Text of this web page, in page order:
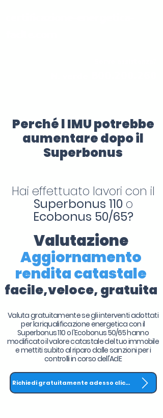
Perché l IMU potrebbe
aumentare dopo il
Superbonus
Hai effettuato lavori con il
Superbonus 110 o
Ecobonus 50/65?
Valutazione
Aggiornamento
rendita catastale
facile,veloce, gratuita
Valuta gratuitamente se gli interventi adottati
per la riqualificazione energetica con il
Superbonus 110 o l'Ecobonus 50/65 hanno
modificato il valore catastale del tuo immobile
e mettiti subito al riparo dalle sanzioni per i
controlli in corso dell'AdE
Richiedi gratuitamente adesso clicca QUI